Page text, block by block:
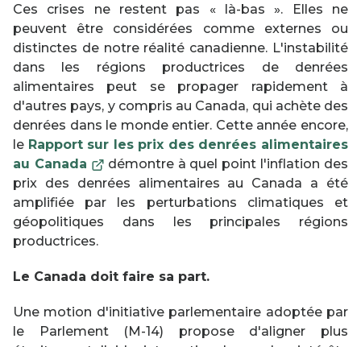
Ces crises ne restent pas « là-bas ». Elles ne
peuvent être considérées comme externes ou
distinctes de notre réalité canadienne. L'instabilité
dans les régions productrices de denrées
alimentaires peut se propager rapidement à
d'autres pays, y compris au Canada, qui achète des
denrées dans le monde entier. Cette année encore,
le Rapport sur les prix des denrées alimentaires
au Canada
This
link
will
open
new
démontre à quel point l'inflation des
prix des denrées alimentaires au Canada a été
amplifiée par les perturbations climatiques et
géopolitiques dans les principales régions
productrices.
Le Canada doit faire sa part.
Une motion d'initiative parlementaire adoptée par
le Parlement (M-14) propose d'aligner plus